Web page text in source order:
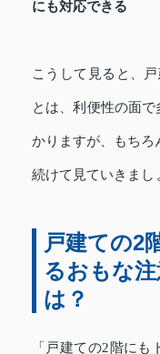
にも対応できる
こうして見ると、
とは、利便性の面
かりますが、もちろ
続けて見ていきまし
戸建ての2
るおもな
は？
「戸建ての2階に